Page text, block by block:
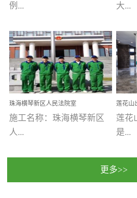
完
求
支
茁
人
她
将
优
全
内空气治理工程纪实
例...
【东莞美豪雅致酒店】室
内空气治理项目东莞美豪
雅致酒店 东莞美豪雅
致酒店是为中高端人士...
大...
学广
理
州南
州)
珠海横琴新区人民法院室
内除甲醛空气治理项目
施工名称：珠海横琴新区
人...
民法院室内除甲醛空气治
莲花山
室内
莲花
是...
国家
更多>>